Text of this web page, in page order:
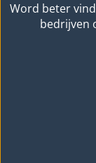
Word beter
bedrijven